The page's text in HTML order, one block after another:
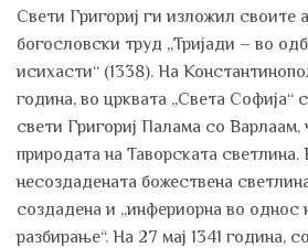
Свети Григориј ги изложил своите
богословски труд „Тријади – во
исихасти“ (1338). На
година, во црквата „Света Софија“
свети Григориј Палама со Варлаам,
природата на Таворската
несоздадената божествена
создадена и „инфериорна во однос
разбирање“. На 27 мај 1341 година,